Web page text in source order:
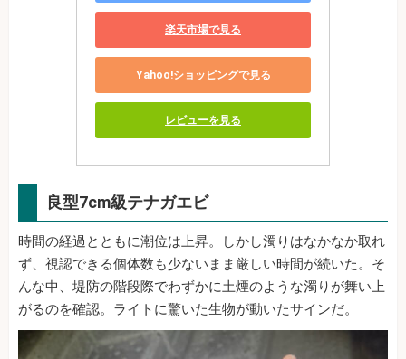
楽天市場で見る
Yahoo!ショッピングで見る
レビューを見る
良型7cm級テナガエビ
時間の経過とともに潮位は上昇。しかし濁りはなかなか取れ
ず、視認できる個体数も少ないまま厳しい時間が続いた。そ
んな中、堤防の階段際でわずかに土煙のような濁りが舞い上
がるのを確認。ライトに驚いた生物が動いたサインだ。